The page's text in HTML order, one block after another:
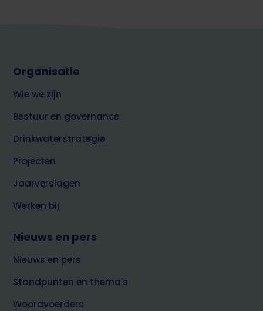
Footer
top
over
Water
Organisatie
Wie we zijn
Bestuur en governance
Drinkwaterstrategie
Projecten
Jaarverslagen
Werken bij
Nieuws en pers
Nieuws en pers
Standpunten en thema's
Woordvoerders